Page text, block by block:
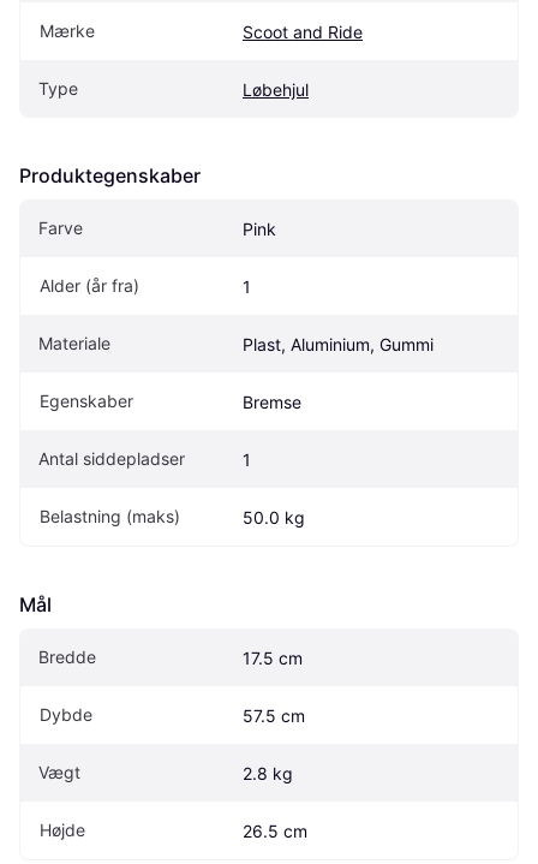
Mærke Scoot and Ride
Type Løbehjul
Produktegenskaber
Farve Pink
Alder (år fra) 1
Materiale Plast, Aluminium, Gummi
Egenskaber Bremse
Antal siddepladser 1
Belastning (maks) 50.0 kg
Mål
Bredde 17.5 cm
Dybde 57.5 cm
Vægt 2.8 kg
Højde 26.5 cm